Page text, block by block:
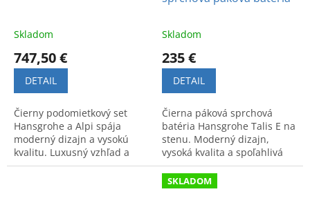
Skladom
747,50 €
DETAIL
Čierny podomietkový set
Hansgrohe a Alpi spája
moderný dizajn a vysokú
kvalitu. Luxusný vzhľad a
spoľahlivé spracovanie pre
Skladom
235 €
DETAIL
Čierna páková sprchová
batéria Hansgrohe Talis E na
stenu. Moderný dizajn,
vysoká kvalita a spoľahlivá
funkčnosť.
SKLADOM